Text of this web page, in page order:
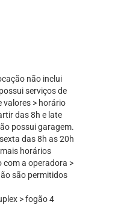
não inclui
serviços de
valores > horário
das 8h e late
possui garagem.
das 8h as 20h
horários
com a operadora >
são permitidos
> fogão 4